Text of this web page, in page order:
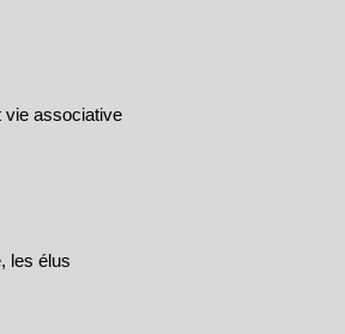
vie associative
les élus